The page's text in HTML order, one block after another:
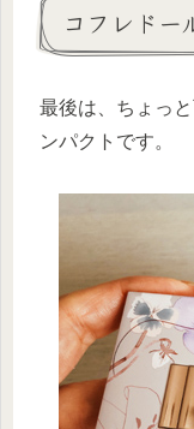
コフレドー
最後は、ちょっ
ンパクトです。